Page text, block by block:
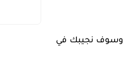
وسوف نجيبك في